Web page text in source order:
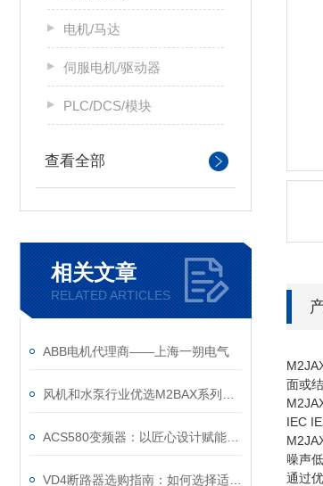
电机/马达
伺服电机/驱动器
PLC/DCS/模块
查看全部
相关文章
RELATED ARTICLES
ABB电机代理商——上海一朔电气
面或
IEC
噪声低
通过